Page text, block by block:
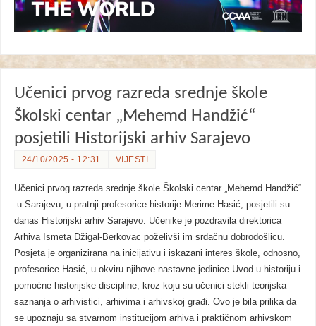
Učenici prvog razreda srednje škole
Školski centar „Mehemd Handžić“
posjetili Historijski arhiv Sarajevo
24/10/2025 - 12:31 VIJESTI
Učenici prvog razreda srednje škole Školski centar „Mehemd Handžić“
u Sarajevu, u pratnji profesorice historije Merime Hasić, posjetili su
danas Historijski arhiv Sarajevo. Učenike je pozdravila direktorica
Arhiva Ismeta Džigal-Berkovac poželivši im srdačnu dobrodošlicu.
Posjeta je organizirana na inicijativu i iskazani interes škole, odnosno,
profesorice Hasić, u okviru njihove nastavne jedinice Uvod u historiju i
pomoćne historijske discipline, kroz koju su učenici stekli teorijska
saznanja o arhivistici, arhivima i arhivskoj građi. Ovo je bila prilika da
se upoznaju sa stvarnom institucijom arhiva i praktičnom arhivskom